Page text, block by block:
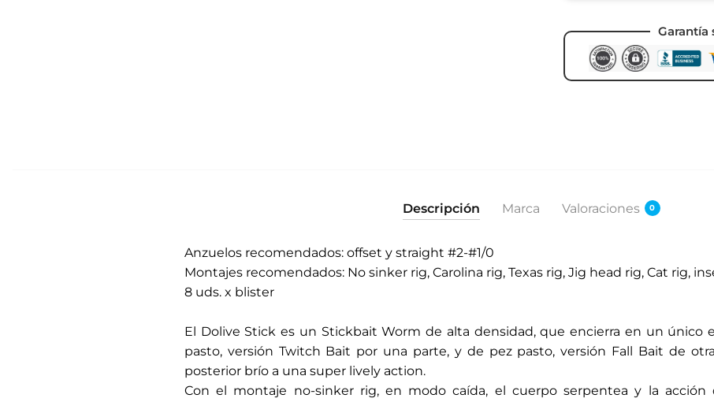
Garantía
Descripción Marca Valoraciones 0
Anzuelos recomendados: offset y straight #2-#1/0
Montajes recomendados: No sinker rig, Carolina rig, Texas rig, Jig head rig, Cat rig,
8 uds. x blister
El Dolive Stick es un Stickbait Worm de alta densidad, que encierra en un único
pasto, versión Twitch Bait por una parte, y de pez pasto, versión Fall Bait de
posterior brío a una super lively action.
Con el montaje no-sinker rig, en modo caída, el cuerpo serpentea y la